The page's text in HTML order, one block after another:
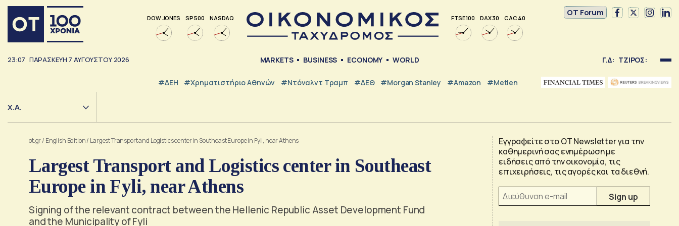
DOW JONES SP 500 NASDAQ FTSE 100 DAX 30 CAC 40
OT Forum
23:07 ΠΑΡΑΣΚΕΥΉ 7 ΑΥΓΟΎΣΤΟΥ 2026 MARKETS BUSINESS ECONOMY WORLD Γ.Δ: ΤΖΙΡΟΣ:
#ΔΕΗ #Χρηματιστήριο Αθηνών #Ντόναλντ Τραμπ #ΔΕΘ #Morgan Stanley #Amazon #Metlen
Χ.Α.
ot.gr/ English Edition/ Largest Transport and Logistics center in Southeast Europe in Fyli, near Athens
Largest Transport and Logistics center in Southeast
Europe in Fyli, near Athens
Signing of the relevant contract between the Hellenic Republic Asset Development Fund
and the Municipality of Fyli
Εγγραφείτε στο OT Newsletter για την
καθημερινή σας ενημέρωση με
ειδήσεις από την οικονομία, τις
επιχειρήσεις, τις αγορές και τα διεθνή.